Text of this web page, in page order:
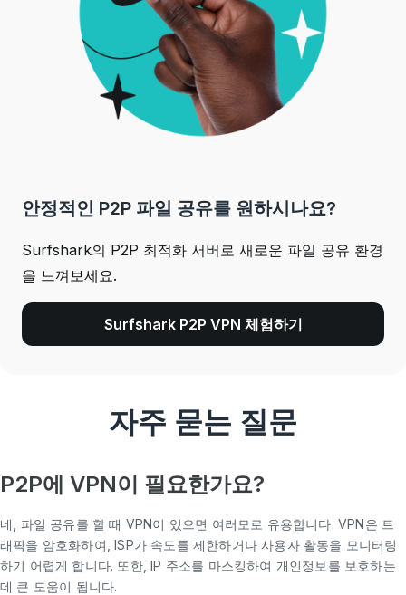
안정적인 P2P 파일 공유를 원하시나요?
Surfshark의 P2P 최적화 서버로 새로운 파일 공유 환경
을 느껴보세요.
Surfshark P2P VPN 체험하기
자주 묻는 질문
P2P에 VPN이 필요한가요?
네, 파일 공유를 할 때 VPN이 있으면 여러모로 유용합니다. VPN은 트
래픽을 암호화하여, ISP가 속도를 제한하거나 사용자 활동을 모니터링
하기 어렵게 합니다. 또한, IP 주소를 마스킹하여 개인정보를 보호하는
데 큰 도움이 됩니다.